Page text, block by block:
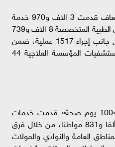
وقال «عبدالغفار» إن هيئة الإسعاف قدمت 3 آلاف و970 خدمة
إسعافية، بينما أصدرت المجالس الطبية المتخصصة 8 آلاف و739
قرار علاج على نفقة الدولة، إلى جانب إجراء 1517 عملية، ضمن
قوائم الانتظار، فيما قدمت مستشفيات المؤسسة العلاجية 44
وأضاف «عبدالغفار» أن حملة «100 يوم صحة» قدمت خدمات
التوعية والتثقيف الصحي لـ74 ألفا و831 مواطنا، من خلال فرق
العامة والنوادي والمولات